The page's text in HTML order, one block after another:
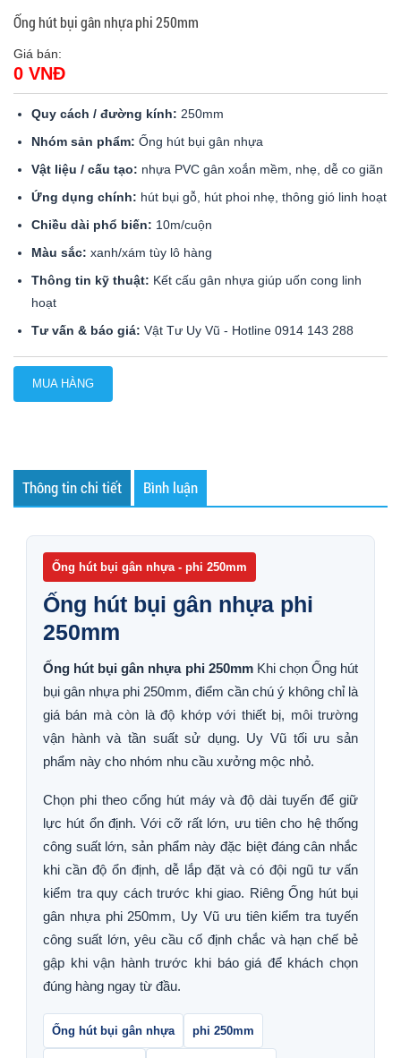
Ống hút bụi gân nhựa phi 250mm
Giá bán:
0 VNĐ
Quy cách / đường kính: 250mm
Nhóm sản phẩm: Ống hút bụi gân nhựa
Vật liệu / cấu tạo: nhựa PVC gân xoắn mềm, nhẹ, dễ co giãn
Ứng dụng chính: hút bụi gỗ, hút phoi nhẹ, thông gió linh hoạt
Chiều dài phổ biến: 10m/cuộn
Màu sắc: xanh/xám tùy lô hàng
Thông tin kỹ thuật: Kết cấu gân nhựa giúp uốn cong linh
hoạt
Tư vấn & báo giá: Vật Tư Uy Vũ - Hotline 0914 143 288
MUA HÀNG
Thông tin chi tiết Bình luận
Ống hút bụi gân nhựa - phi 250mm
Ống hút bụi gân nhựa phi
250mm
Ống hút bụi gân nhựa phi 250mmKhi chọn Ống hút
bụi gân nhựa phi 250mm, điểm cần chú ý không chỉ là
giá bán mà còn là độ khớp với thiết bị, môi trường
vận hành và tần suất sử dụng. Uy Vũ tối ưu sản
phẩm này cho nhóm nhu cầu xưởng mộc nhỏ.
Chọn phi theo cổng hút máy và độ dài tuyến để giữ
lực hút ổn định. Với cỡ rất lớn, ưu tiên cho hệ thống
công suất lớn, sản phẩm này đặc biệt đáng cân nhắc
khi cần độ ổn định, dễ lắp đặt và có đội ngũ tư vấn
kiểm tra quy cách trước khi giao. Riêng Ống hút bụi
gân nhựa phi 250mm, Uy Vũ ưu tiên kiểm tra tuyến
công suất lớn, yêu cầu cố định chắc và hạn chế bẻ
gập khi vận hành trước khi báo giá để khách chọn
đúng hàng ngay từ đầu.
Ống hút bụi gân nhựa phi 250mm